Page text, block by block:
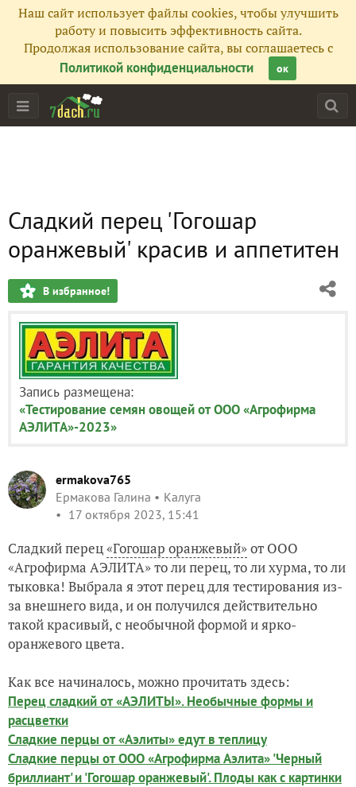
Наш сайт использует файлы cookies, чтобы улучшить
работу и повысить эффективность сайта.
Продолжая использование сайта, вы соглашаетесь с
Политикой конфиденциальности
ок
Сладкий перец 'Гогошар
оранжевый' красив и аппетитен
В избранное!
Запись размещена:
«Тестирование семян овощей от ООО «Агрофирма
АЭЛИТА»-2023»
ermakova765
Ермакова Галина
Калуга
17 октября 2023, 15:41
Сладкий перец«Гогошар оранжевый»от ООО
«Агрофирма АЭЛИТА» то ли перец, то ли хурма, то ли
тыковка! Выбрала я этот перец для тестирования из-
за внешнего вида, и он получился действительно
такой красивый, с необычной формой и ярко-
оранжевого цвета.
Как все начиналось, можно прочитать здесь:
Перец сладкий от «АЭЛИТЫ». Необычные формы и
расцветки
Сладкие перцы от «Аэлиты» едут в теплицу
Сладкие перцы от ООО «Агрофирма Аэлита» 'Черный
бриллиант' и 'Гогошар оранжевый'. Плоды как с картинки